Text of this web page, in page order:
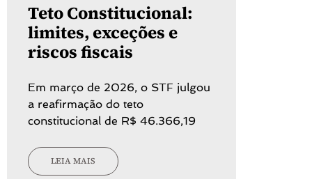
Teto Constitucional:
limites, exceções e
riscos fiscais
Em março de 2026, o STF julgou
a reafirmação do teto
constitucional de R$ 46.366,19
LEIA MAIS